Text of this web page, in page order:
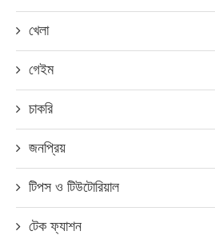
খেলা
গেইম
চাকরি
জনপ্রিয়
টিপস ও টিউটোরিয়াল
টেক ফ্যাশন